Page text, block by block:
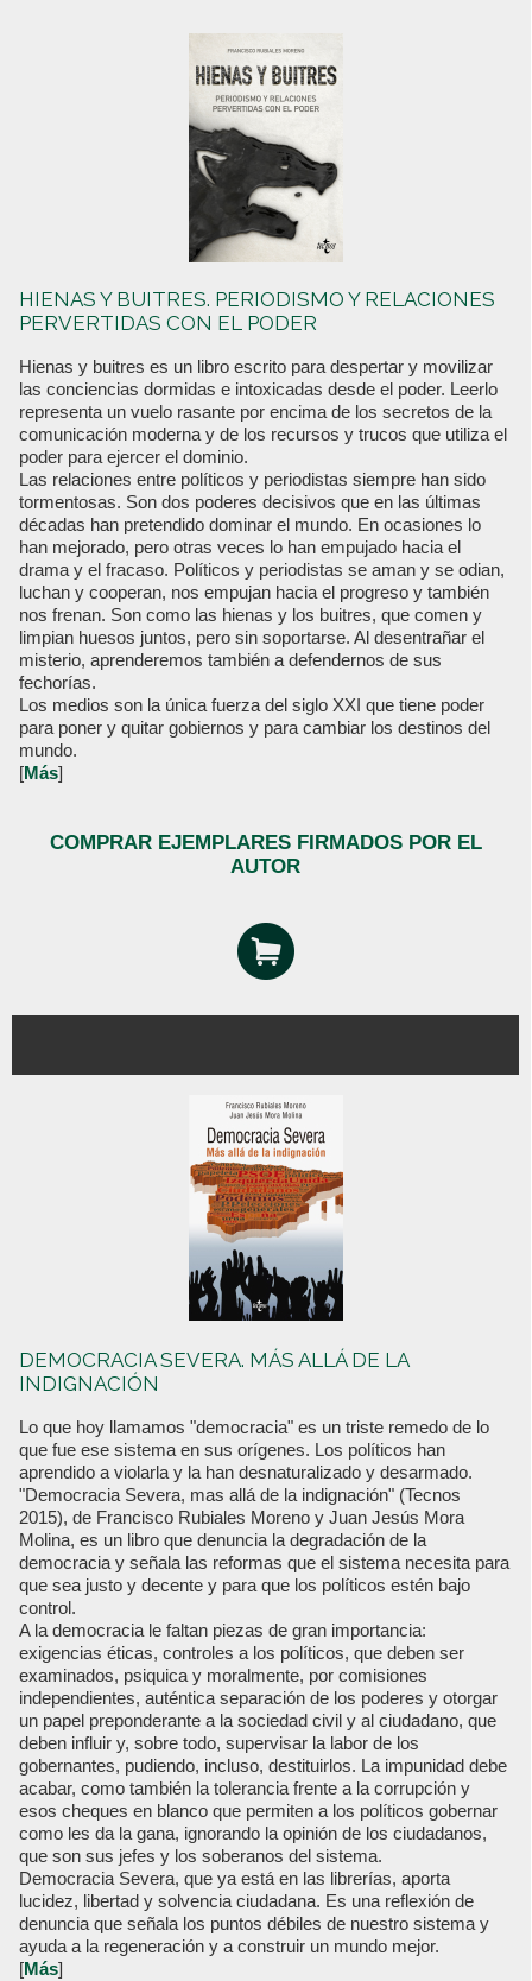
HIENAS Y BUITRES. PERIODISMO Y RELACIONES
PERVERTIDAS CON EL PODER
Hienas y buitres es un libro escrito para despertar y movilizar
las conciencias dormidas e intoxicadas desde el poder. Leerlo
representa un vuelo rasante por encima de los secretos de la
comunicación moderna y de los recursos y trucos que utiliza el
poder para ejercer el dominio.
Las relaciones entre políticos y periodistas siempre han sido
tormentosas. Son dos poderes decisivos que en las últimas
décadas han pretendido dominar el mundo. En ocasiones lo
han mejorado, pero otras veces lo han empujado hacia el
drama y el fracaso. Políticos y periodistas se aman y se odian,
luchan y cooperan, nos empujan hacia el progreso y también
nos frenan. Son como las hienas y los buitres, que comen y
limpian huesos juntos, pero sin soportarse. Al desentrañar el
misterio, aprenderemos también a defendernos de sus
fechorías.
Los medios son la única fuerza del siglo XXI que tiene poder
para poner y quitar gobiernos y para cambiar los destinos del
mundo.
[Más]
COMPRAR EJEMPLARES FIRMADOS POR EL
AUTOR
DEMOCRACIA SEVERA. MÁS ALLÁ DE LA
INDIGNACIÓN
Lo que hoy llamamos "democracia" es un triste remedo de lo
que fue ese sistema en sus orígenes. Los políticos han
aprendido a violarla y la han desnaturalizado y desarmado.
"Democracia Severa, mas allá de la indignación" (Tecnos
2015), de Francisco Rubiales Moreno y Juan Jesús Mora
Molina, es un libro que denuncia la degradación de la
democracia y señala las reformas que el sistema necesita para
que sea justo y decente y para que los políticos estén bajo
control.
A la democracia le faltan piezas de gran importancia:
exigencias éticas, controles a los políticos, que deben ser
examinados, psiquica y moralmente, por comisiones
independientes, auténtica separación de los poderes y otorgar
un papel preponderante a la sociedad civil y al ciudadano, que
deben influir y, sobre todo, supervisar la labor de los
gobernantes, pudiendo, incluso, destituirlos. La impunidad debe
acabar, como también la tolerancia frente a la corrupción y
esos cheques en blanco que permiten a los políticos gobernar
como les da la gana, ignorando la opinión de los ciudadanos,
que son sus jefes y los soberanos del sistema.
Democracia Severa, que ya está en las librerías, aporta
lucidez, libertad y solvencia ciudadana. Es una reflexión de
denuncia que señala los puntos débiles de nuestro sistema y
ayuda a la regeneración y a construir un mundo mejor.
[Más]